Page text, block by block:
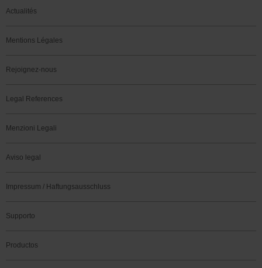
Actualités
Mentions Légales
Rejoignez-nous
Legal References
Menzioni Legali
Aviso legal
Impressum / Haftungsausschluss
Supporto
Productos